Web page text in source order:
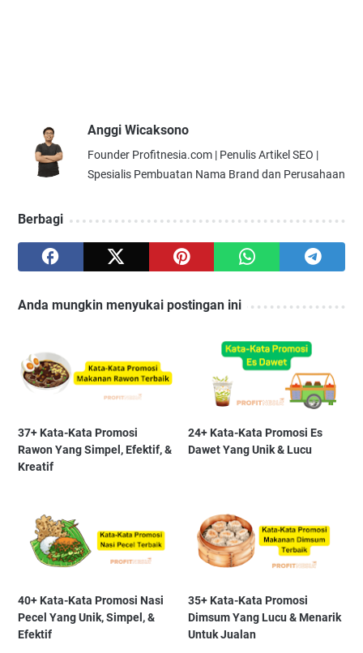
Anggi Wicaksono
Founder Profitnesia.com | Penulis Artikel SEO |
Spesialis Pembuatan Nama Brand dan Perusahaan
Berbagi
Anda mungkin menyukai postingan ini
37+ Kata-Kata Promosi
Rawon Yang Simpel, Efektif, &
Kreatif
24+ Kata-Kata Promosi Es
Dawet Yang Unik & Lucu
40+ Kata-Kata Promosi Nasi
Pecel Yang Unik, Simpel, &
Efektif
35+ Kata-Kata Promosi
Dimsum Yang Lucu & Menarik
Untuk Jualan